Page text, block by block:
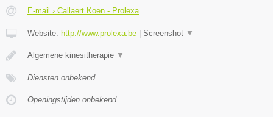
E-mail › Callaert Koen - Prolexa
Website: http://www.prolexa.be Screenshot ▼
Algemene kinesitherapie ▼
Diensten onbekend
Openingstijden onbekend